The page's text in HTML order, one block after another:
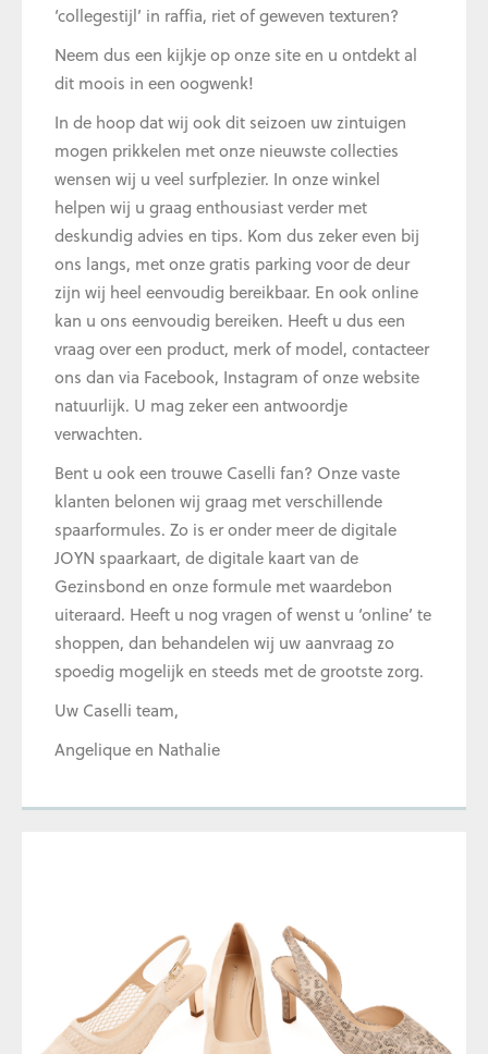
‘collegestijl’ in raffia, riet of geweven texturen?
Neem dus een kijkje op onze site en u ontdekt al
dit moois in een oogwenk!
In de hoop dat wij ook dit seizoen uw zintuigen
mogen prikkelen met onze nieuwste collecties
wensen wij u veel surfplezier. In onze winkel
helpen wij u graag enthousiast verder met
deskundig advies en tips. Kom dus zeker even bij
ons langs, met onze gratis parking voor de deur
zijn wij heel eenvoudig bereikbaar. En ook online
kan u ons eenvoudig bereiken. Heeft u dus een
vraag over een product, merk of model, contacteer
ons dan via Facebook, Instagram of onze website
natuurlijk. U mag zeker een antwoordje
verwachten.
Bent u ook een trouwe Caselli fan? Onze vaste
klanten belonen wij graag met verschillende
spaarformules. Zo is er onder meer de digitale
JOYN spaarkaart, de digitale kaart van de
Gezinsbond en onze formule met waardebon
uiteraard. Heeft u nog vragen of wenst u ‘online’ te
shoppen, dan behandelen wij uw aanvraag zo
spoedig mogelijk en steeds met de grootste zorg.
Uw Caselli team,
Angelique en Nathalie